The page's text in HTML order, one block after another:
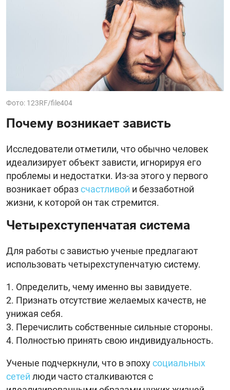
Фото: 123RF/file404
Почему возникает зависть
Исследователи отметили, что обычно человек
идеализирует объект зависти, игнорируя его
проблемы и недостатки. Из-за этого у первого
возникает образсчастливой и беззаботной
жизни, к которой он так стремится.
Четырехступенчатая система
Для работы с завистью ученые предлагают
использовать четырехступенчатую систему.
Определить, чему именно вы завидуете.
Признать отсутствие желаемых качеств, не
унижая себя.
Перечислить собственные сильные стороны.
Полностью принять свою индивидуальность.
Ученые подчеркнули, что в эпохусоциальных
сетей люди часто сталкиваются с